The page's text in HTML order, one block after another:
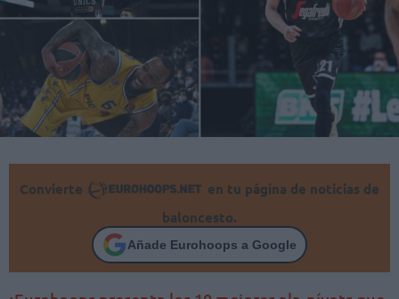
Convierte
en tu página de noticias de
baloncesto.
Añade Eurohoops a Google